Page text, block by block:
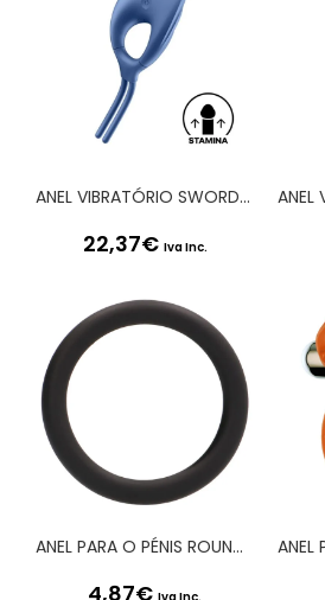
ANEL VIBRATÓRIO SWORDSMAN SATISFYER AZUL
22,37€ Iva Inc.
ANEL PARA O PÉNIS ROUND RING MEDIUM PRETO
4,87€